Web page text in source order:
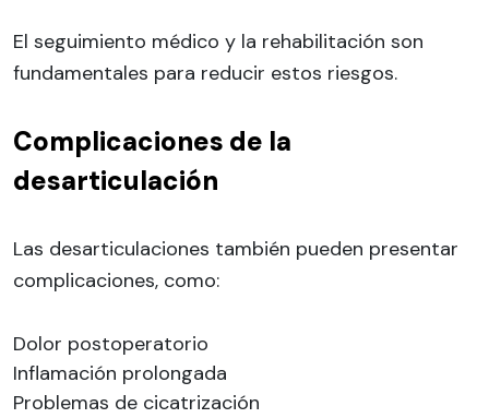
El seguimiento médico y la rehabilitación son
fundamentales para reducir estos riesgos.
Complicaciones de la
desarticulación
Las desarticulaciones también pueden presentar
complicaciones, como:
Dolor postoperatorio
Inflamación prolongada
Problemas de cicatrización